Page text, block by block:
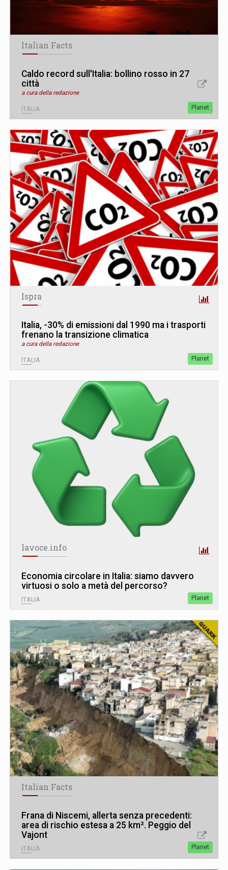
Italian Facts
Caldo record sull'Italia: bollino rosso in 27
città
a cura della redazione
ITALIA Planet
Ispra
Italia, -30% di emissioni dal 1990 ma i trasporti
frenano la transizione climatica
a cura della redazione
ITALIA Planet
lavoce.info
Economia circolare in Italia: siamo davvero
virtuosi o solo a metà del percorso?
ITALIA Planet
Italian Facts
Frana di Niscemi, allerta senza precedenti:
area di rischio estesa a 25 km². Peggio del
Vajont
ITALIA Planet